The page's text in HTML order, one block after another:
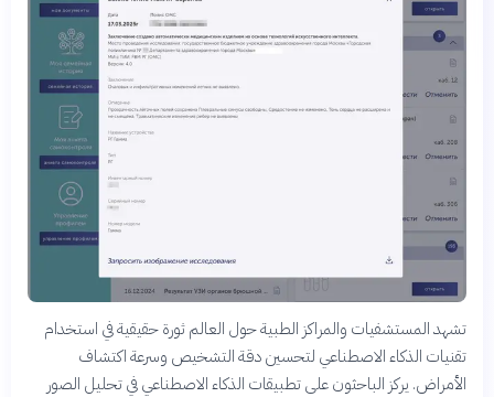
تشهد المستشفيات والمراكز الطبية حول العالم ثورة حقيقية في استخدام
تقنيات الذكاء الاصطناعي لتحسين دقة التشخيص وسرعة اكتشاف
الأمراض. يركز الباحثون على تطبيقات الذكاء الاصطناعي في تحليل الصور